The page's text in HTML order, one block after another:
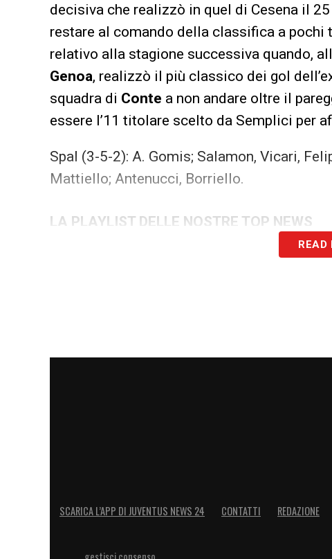
decisiva che realizzò in quel di Cesena il
restare al comando della classifica a pochi
relativo alla stagione successiva quando,
Genoa, realizzò il più classico dei gol
squadra di Conte a non andare oltre il
essere l’11 titolare scelto da Semplici per
Spal (3-5-2): A. Gomis; Salamon, Vicari,
Mattiello; Antenucci, Borriello.
LA PLAYLIST DELLE NOSTRE TOP NEWS
READ
SCARICA L’APP DI JUVENTUS NEWS 24 CONTATTI REDAZIONE